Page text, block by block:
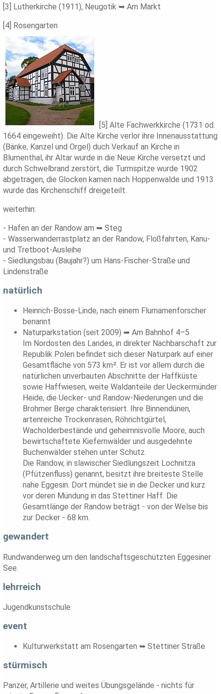
[3] Lutherkirche (1911), Neugotik ➥ Am Markt
[4] Rosengarten
[5] Alte Fachwerkkirche (1731 od.
1664 eingeweiht). Die Alte Kirche verlor ihre Innenausstattung
(Bänke, Kanzel und Orgel) duch Verkauf an Kirche in
Blumenthal, ihr Altar wurde in die Neue Kirche versetzt und
durch Schwelbrand zerstört, die Turmspitze wurde 1902
abgetragen, die Glocken kamen nach Hoppenwalde und 1913
wurde das Kirchenschiff dreigeteilt.
weiterhin:
- Hafen an der Randow am ➥ Steg
- Wasserwanderrastplatz an der Randow, Floßfahrten, Kanu-
und Tretboot-Ausleihe
- Siedlungsbau (Baujahr?) um Hans-Fischer-Straße und
Lindenstraße
natürlich
Heinrich-Bosse-Linde, nach einem Flurnamenforscher
benannt
Naturparkstation (seit 2009) ➥ Am Bahnhof 4–5
Im Nordosten des Landes, in direkter Nachbarschaft zur
Republik Polen befindet sich dieser Naturpark auf einer
Gesamtfläche von 573 km². Er ist vor allem durch die
natürlichen unverbauten Abschnitte der Haffküste
sowie Haffwiesen, weite Waldanteile der Ueckermünder
Heide, die Uecker- und Randow-Niederungen und die
Brohmer Berge charakterisiert. Ihre Binnendünen,
artenreiche Trockenrasen, Röhrichtgürtel,
Wacholderbestände und geheimnisvolle Moore, auch
bewirtschaftete Kiefernwälder und ausgedehnte
Buchenwälder stehen unter Schutz.
Die Randow, in slawischer Siedlungszeit Lochnitza
(Pfützenfluss) genannt, besitzt ihre breiteste Stelle
nahe Eggesin. Dort mündet sie in die Decker und kurz
vor deren Mündung in das Stettiner Haff. Die
Gesamtlänge der Randow beträgt - von der Welse bis
zur Decker - 68 km.
gewandert
Rundwanderweg um den landschaftsgeschützten Eggesiner
See.
lehrreich
Jugendkunstschule
event
Kulturwerkstatt am Rosengarten ➥ Stettiner Straße
stürmisch
Panzer, Artillerie und weites Übungsgelände - nichts für